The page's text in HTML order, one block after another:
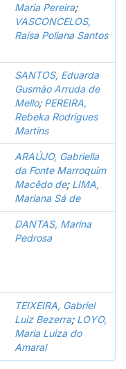
Maria Pereira;
VASCONCELOS,
Raísa Poliana Santos
SANTOS, Eduarda
Gusmão Arruda de
Mello; PEREIRA,
Rebeka Rodrigues
Martins
ARAÚJO, Gabriella
da Fonte Marroquim
Macêdo de; LIMA,
Mariana Sá de
DANTAS, Marina
Pedrosa
TEIXEIRA, Gabriel
Luiz Bezerra; LOYO,
Maria Luiza do
Amaral